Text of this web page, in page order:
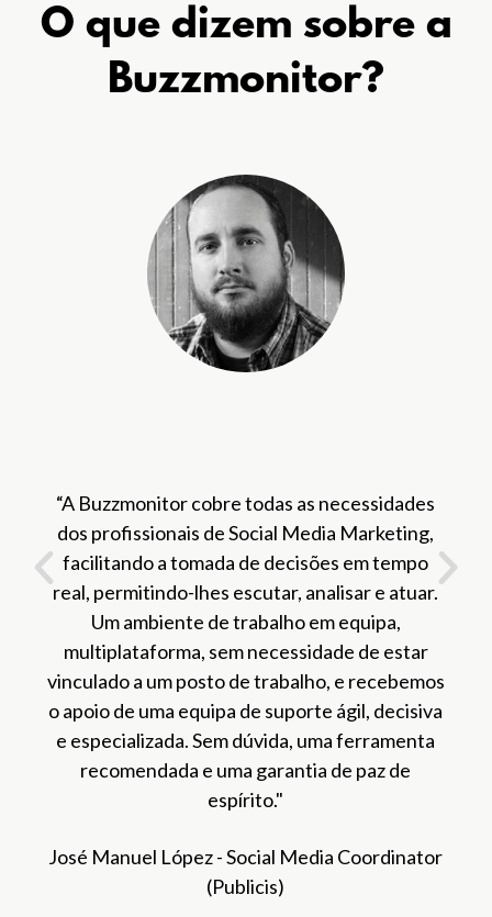
O que dizem sobre a
Buzzmonitor?
"O nosso balanço ao longo de um ano de
utilização a Buzzmonitor tem sido muito
positivo, porque a ferramenta é
constantemente atualizada e possui melhorias
e novos relatórios. Sempre tivemos algo novo
para oferecer aos nossos clientes"
David Díaz - Head of Social Media
(VMLY&R)